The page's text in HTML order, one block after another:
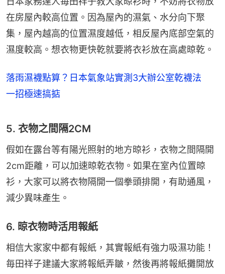
在房屋內較高位置。因為屋內的濕氣、水分向下聚
集，屋內越高的位置濕度越低，相反屋內底部空氣的
濕度較高。想衣物更快乾就要將衣衫放在高處晾乾。
落雨濕襪點算？日本氣象站實測3大辦公室乾襪法
一招極速搞掂
5. 衣物之間隔2CM
假如在露台等有陽光照射的地方晾衫，衣物之間隔開
2cm距離，可以加速晾乾衣物。如果在室內位置晾
衫，大家可以將衣物隔開一個拳頭排開，有助通風，
減少異味產生。
6. 晾衣物時活用報紙
相信大家家中都有報紙，其實報紙有強力吸濕功能！
毎田祥子建議大家將報紙弄皺，然後再將報紙攤開放